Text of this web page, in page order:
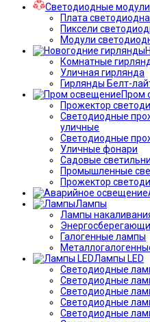
Светодиодные модули
Плата
Пиксели
Модули
Комнатные
Уличная гирлянда
Гирлянды Белт-
Пром
Прожектор
Светодиодные
уличные
Светодиодные
Уличные фонари
Садовые
Промышленные
Прожектор
Лампы
Лампы
Галогенные лампы
Лампы LED
Светодиодные
Светодиодные
Светодиодные
Светодиодные
Светодиодные